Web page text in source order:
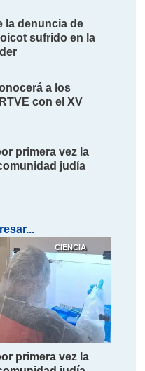
la denuncia de
sufrido en la
a los
con el XV
primera vez la
judía
CIENCIA
primera vez la